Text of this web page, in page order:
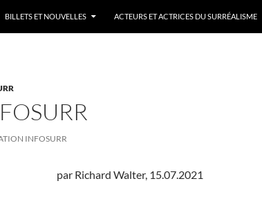
BILLETS ET NOUVELLES ACTEURS ET ACTRICES DU SURRÉALISME
INFOSURR
par Richard Walter, 15.07.2021